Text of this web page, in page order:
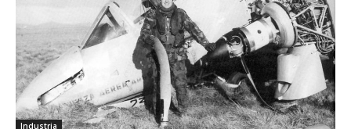
Industria